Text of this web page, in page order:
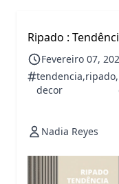
Ripado :
Fevereiro 07,
#tendencia
decor
,ripado,
Nadia Reyes